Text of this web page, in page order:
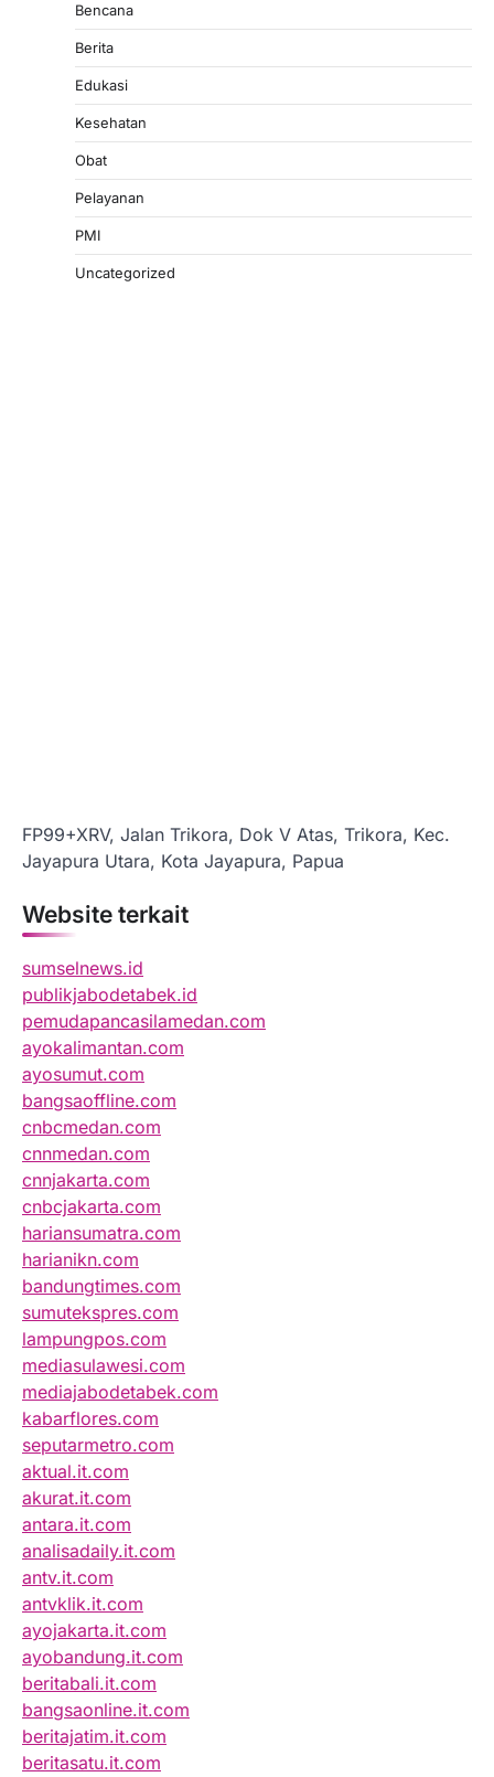
Bencana
Berita
Edukasi
Kesehatan
Obat
Pelayanan
PMI
Uncategorized
FP99+XRV, Jalan Trikora, Dok V Atas, Trikora, Kec.
Jayapura Utara, Kota Jayapura, Papua
Website terkait
sumselnews.id
publikjabodetabek.id
pemudapancasilamedan.com
ayokalimantan.com
ayosumut.com
bangsaoffline.com
cnbcmedan.com
cnnmedan.com
cnnjakarta.com
cnbcjakarta.com
hariansumatra.com
harianikn.com
bandungtimes.com
sumutekspres.com
lampungpos.com
mediasulawesi.com
mediajabodetabek.com
kabarflores.com
seputarmetro.com
aktual.it.com
akurat.it.com
antara.it.com
analisadaily.it.com
antv.it.com
antvklik.it.com
ayojakarta.it.com
ayobandung.it.com
beritabali.it.com
bangsaonline.it.com
beritajatim.it.com
beritasatu.it.com